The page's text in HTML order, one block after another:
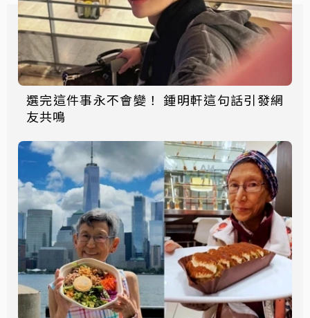
選完這件事永不會變！ 鍾明軒這句話引發網
友共鳴